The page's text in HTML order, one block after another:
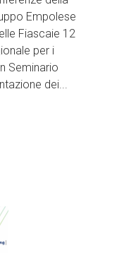
Empolese
Fiascaie 12
per i
Seminario
dei...